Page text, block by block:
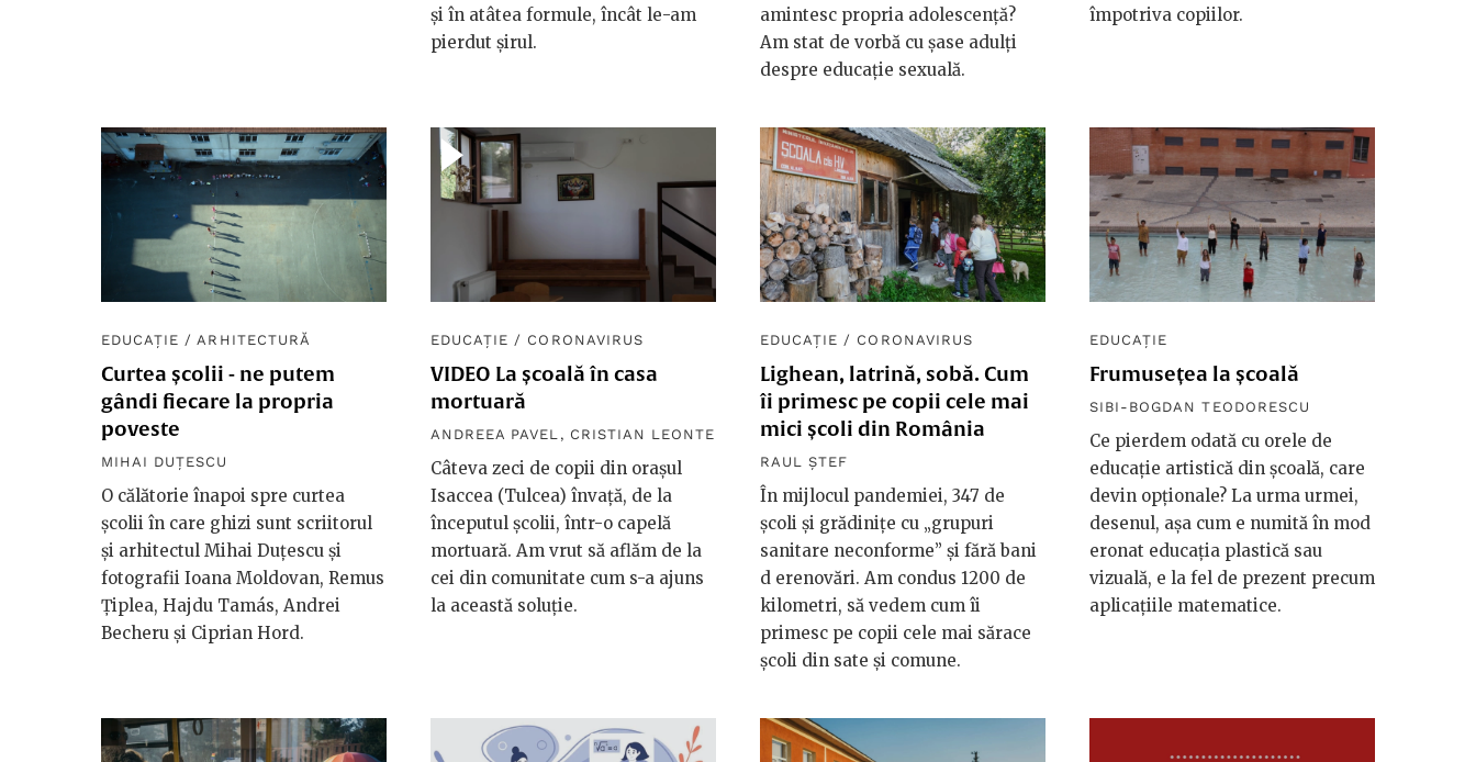
și în atâtea formule, încât le-am
pierdut șirul.
amintesc propria adolescență?
Am stat de vorbă cu șase adulți
despre educație sexuală.
împotriva copiilor.
EDUCAȚIE /ARHITECTURĂ
Curtea școlii - ne putem
gândi fiecare la propria
poveste
MIHAI DUȚESCU
O călătorie înapoi spre curtea
școlii în care ghizi sunt scriitorul
și arhitectul Mihai Duțescu și
fotografii Ioana Moldovan, Remus
Țiplea, Hajdu Tamás, Andrei
Becheru și Ciprian Hord.
EDUCAȚIE / CORONAVIRUS
VIDEO La școală în casa
mortuară
ANDREEA PAVEL , CRISTIAN LEONTE
Câteva zeci de copii din orașul
Isaccea (Tulcea) învață, de la
începutul școlii, într-o capelă
mortuară. Am vrut să aflăm de la
cei din comunitate cum s-a ajuns
la această soluție.
EDUCAȚIE / CORONAVIRUS
Lighean, latrină, sobă. Cum
îi primesc pe copii cele mai
mici școli din România
RAUL ȘTEF
În mijlocul pandemiei, 347 de
școli și grădinițe cu „grupuri
sanitare neconforme” și fără bani
d erenovări. Am condus 1200 de
kilometri, să vedem cum îi
primesc pe copii cele mai sărace
școli din sate și comune.
EDUCAȚIE
Frumusețea la școală
SIBI-BOGDAN TEODORESCU
Ce pierdem odată cu orele de
educație artistică din școală, care
devin opționale? La urma urmei,
desenul, așa cum e numită în mod
eronat educația plastică sau
vizuală, e la fel de prezent precum
aplicațiile matematice.